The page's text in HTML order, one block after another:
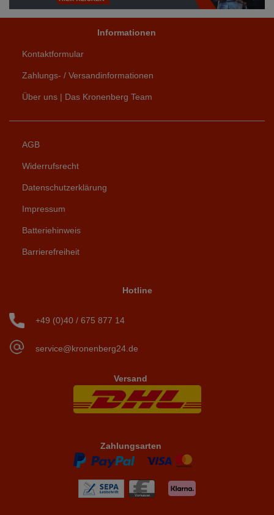
Informationen
Kontaktformular
Zahlungs- / Versandinformationen
Über uns | Das Kronenberg Team
AGB
Widerrufsrecht
Datenschutzerklärung
Impressum
Batteriehinweis
Barrierefreiheit
Hotline
+49 (0)40 / 675 877 14
service@kronenberg24.de
Versand
Zahlungsarten